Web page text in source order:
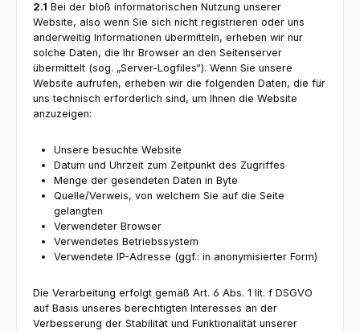
2.1 Bei der bloß informatorischen Nutzung unserer
Website, also wenn Sie sich nicht registrieren oder uns
anderweitig Informationen übermitteln, erheben wir nur
solche Daten, die Ihr Browser an den Seitenserver
übermittelt (sog. „Server-Logfiles“). Wenn Sie unsere
Website aufrufen, erheben wir die folgenden Daten, die für
uns technisch erforderlich sind, um Ihnen die Website
anzuzeigen:
Unsere besuchte Website
Datum und Uhrzeit zum Zeitpunkt des Zugriffes
Menge der gesendeten Daten in Byte
Quelle/Verweis, von welchem Sie auf die Seite
gelangten
Verwendeter Browser
Verwendetes Betriebssystem
Verwendete IP-Adresse (ggf.: in anonymisierter Form)
Die Verarbeitung erfolgt gemäß Art. 6 Abs. 1 lit. f DSGVO
auf Basis unseres berechtigten Interesses an der
Verbesserung der Stabilität und Funktionalität unserer